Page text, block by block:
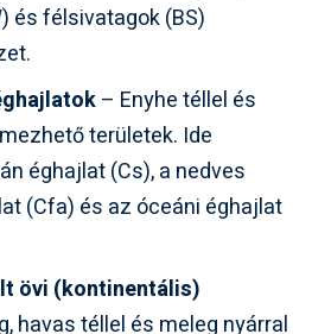
és félsivatagok (BS)
– Enyhe téllel és
területek. Ide
éghajlat (Cs), a nedves
(Cfa) és az óceáni éghajlat
övi (kontinentális)
havas téllel és meleg nyárral